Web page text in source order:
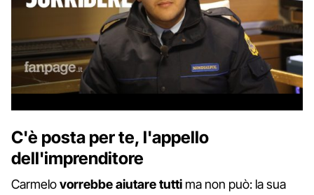
C'è posta per te, l'appello
dell'imprenditore
Carmelovorrebbe aiutare tutti ma non può: la sua